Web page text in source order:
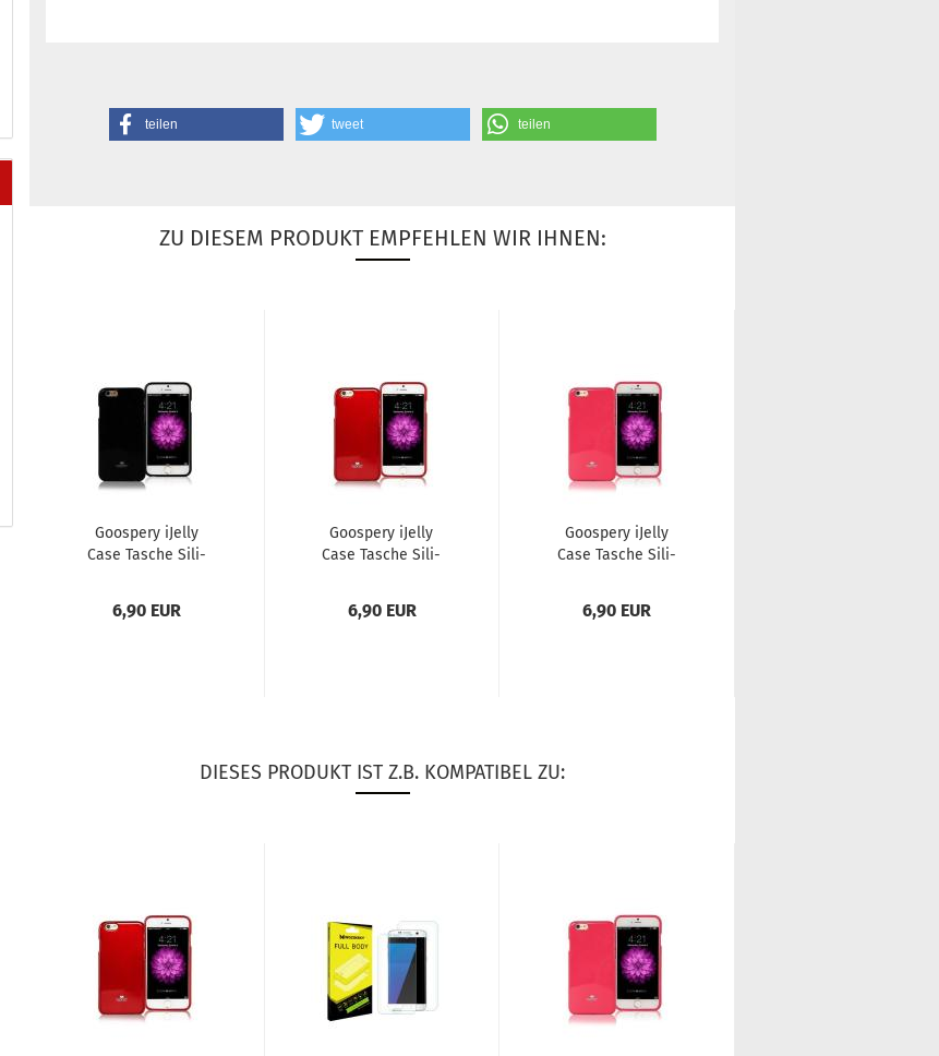
teilen tweet teilen
ZU DIESEM PRODUKT EMPFEHLEN WIR IHNEN:
Goo­spe­ry iJel­ly
Case Ta­sche Si­li­
6,90 EUR
Goo­spe­ry iJel­ly
Case Ta­sche Si­li­
6,90 EUR
Goo­spe­ry iJel­ly
Case Ta­sche Si­li­
6,90 EUR
DIESES PRODUKT IST Z.B. KOMPATIBEL ZU: